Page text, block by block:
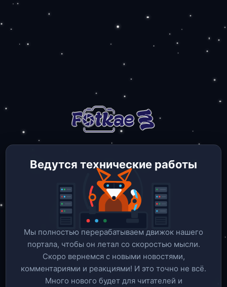
Ведутся технические работы
Мы полностью перерабатываем движок нашего
портала, чтобы он летал со скоростью мысли.
Скоро вернемся c новыми новостями,
комментариями и реакциями! И это точно не всё.
Много нового будет для читателей и